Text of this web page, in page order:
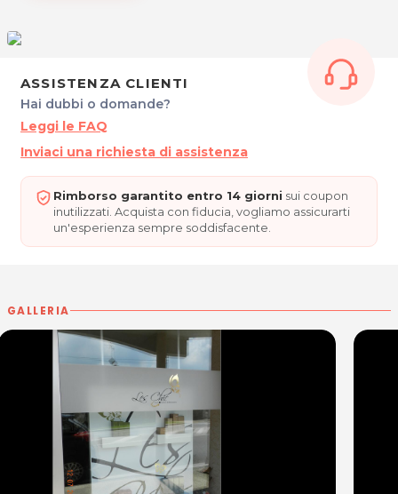
ASSISTENZA CLIENTI
Hai dubbi o domande?
Leggi le FAQ
Inviaci una richiesta di assistenza
Rimborso garantito entro 14 giorni sui coupon
inutilizzati. Acquista con fiducia, vogliamo assicurarti
un'esperienza sempre soddisfacente.
GALLERIA